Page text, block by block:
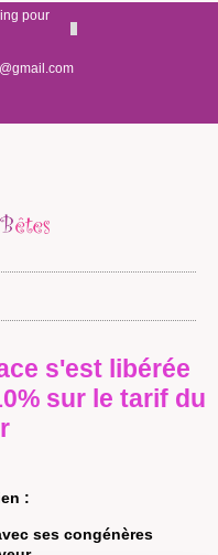
pour
s'est libérée
sur le tarif du
:
ses congénères